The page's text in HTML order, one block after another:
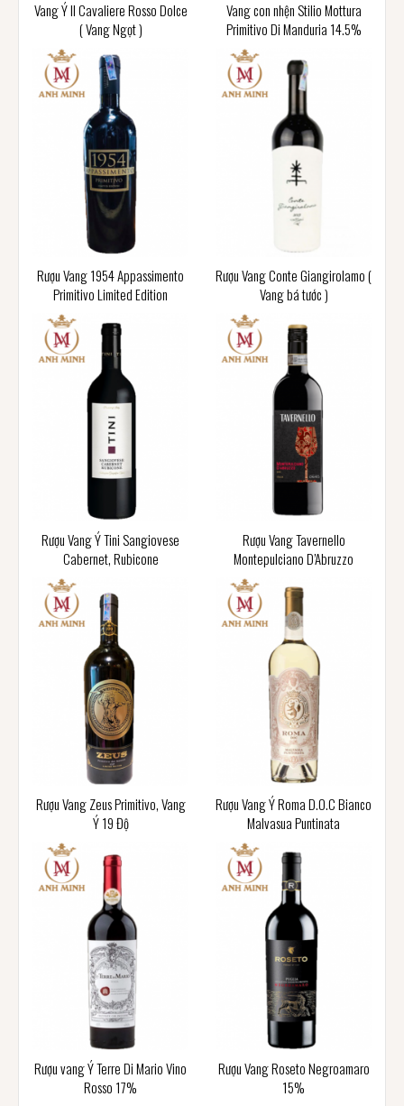
Vang Ý Il Cavaliere Rosso Dolce
( Vang Ngọt )
Vang con nhện Stilio Mottura
Primitivo Di Manduria 14.5%
Rượu Vang 1954 Appassimento
Primitivo Limited Edition
Rượu Vang Conte Giangirolamo (
Vang bá tước )
Rượu Vang Ý Tini Sangiovese
Cabernet, Rubicone
Rượu Vang Tavernello
Montepulciano D’Abruzzo
Rượu Vang Zeus Primitivo, Vang
Ý 19 Độ
Rượu Vang Ý Roma D.O.C Bianco
Malvasua Puntinata
Rượu vang Ý Terre Di Mario Vino
Rosso 17%
Rượu Vang Roseto Negroamaro
15%